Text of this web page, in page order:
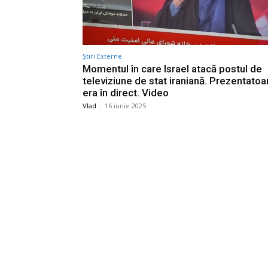
Știri Externe
Momentul în care Israel atacă postul de
televiziune de stat iraniană.
era în direct. Video
Vlad - 16 iunie 2025